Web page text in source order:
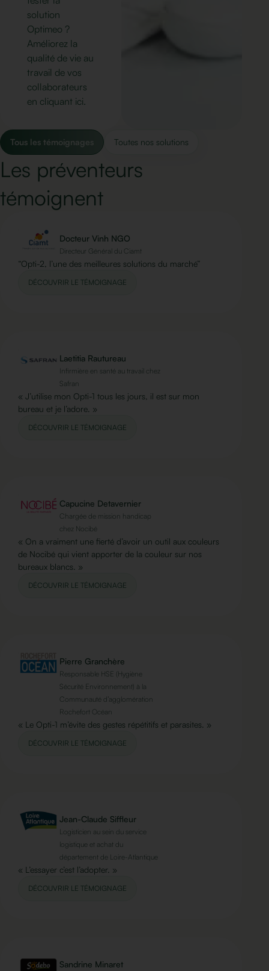
solution
Optimeo ?
Améliorez la
qualité de vie au
travail de vos
collaborateurs
en cliquant ici.
Tous les témoignages Toutes nos solutions
Les préventeurs
témoignent
Docteur Vinh NGO
Directeur Général du Ciamt
“Opti-2, l’une des meilleures solutions du marché”
DÉCOUVRIR LE TÉMOIGNAGE
Laetitia Rautureau
Infirmière en santé au travail chez
Safran
« J’utilise mon Opti-1 tous les jours, il est sur mon
bureau et je l’adore. »
DÉCOUVRIR LE TÉMOIGNAGE
Capucine Detavernier
Chargée de mission handicap
chez Nocibé
« On a vraiment une fierté d’avoir un outil aux couleurs
de Nocibé qui vient apporter de la couleur sur nos
bureaux blancs. »
DÉCOUVRIR LE TÉMOIGNAGE
Pierre Granchère
Responsable HSE (Hygiène
Sécurité Environnement) à la
Communauté d’agglomération
Rochefort Océan
« Le Opti-1 m’évite des gestes répétitifs et parasites. »
DÉCOUVRIR LE TÉMOIGNAGE
Jean-Claude Siffleur
Logisticien au sein du service
logistique et achat du
département de Loire-Atlantique
« L’essayer c’est l’adopter. »
DÉCOUVRIR LE TÉMOIGNAGE
Sandrine Minaret